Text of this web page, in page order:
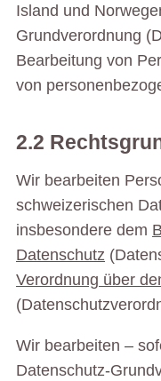
Island und
Grundverordnung
Bearbeitung von
von
2.2
Wir bearbeiten
schweizerischen
insbesondere dem
Datenschutz
Verordnung über
Wir bearbeiten –
Datenschutz-